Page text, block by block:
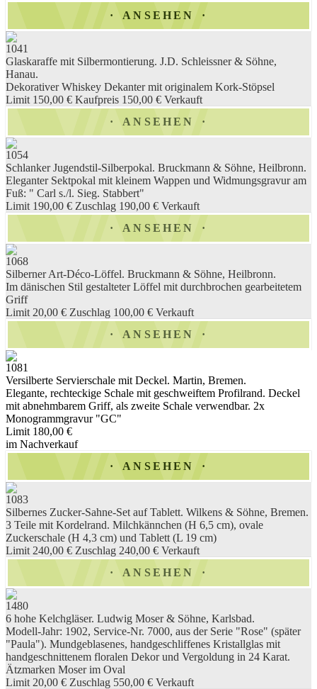
ANSEHEN
1041
Glaskaraffe mit Silbermontierung. J.D. Schleissner & Söhne,
Hanau.
Dekorativer Whiskey Dekanter mit originalem Kork-Stöpsel
Limit 150,00 € Kaufpreis 150,00 € Verkauft
ANSEHEN
1054
Schlanker Jugendstil-Silberpokal. Bruckmann & Söhne, Heilbronn.
Eleganter Sektpokal mit kleinem Wappen und Widmungsgravur am
Fuß: " Carl s./l. Sieg. Stabbert"
Limit 190,00 € Zuschlag 190,00 € Verkauft
ANSEHEN
1068
Silberner Art-Déco-Löffel. Bruckmann & Söhne, Heilbronn.
Im dänischen Stil gestalteter Löffel mit durchbrochen gearbeitetem
Griff
Limit 20,00 € Zuschlag 100,00 € Verkauft
ANSEHEN
1081
Versilberte Servierschale mit Deckel. Martin, Bremen.
Elegante, rechteckige Schale mit geschweiftem Profilrand. Deckel
mit abnehmbarem Griff, als zweite Schale verwendbar. 2x
Monogrammgravur "GC"
Limit 180,00 €
im Nachverkauf
ANSEHEN
1083
Silbernes Zucker-Sahne-Set auf Tablett. Wilkens & Söhne, Bremen.
3 Teile mit Kordelrand. Milchkännchen (H 6,5 cm), ovale
Zuckerschale (H 4,3 cm) und Tablett (L 19 cm)
Limit 240,00 € Zuschlag 240,00 € Verkauft
ANSEHEN
1480
6 hohe Kelchgläser. Ludwig Moser & Söhne, Karlsbad.
Modell-Jahr: 1902, Service-Nr. 7000, aus der Serie "Rose" (später
"Paula"). Mundgeblasenes, handgeschliffenes Kristallglas mit
handgeschnittenem floralen Dekor und Vergoldung in 24 Karat.
Ätzmarken Moser im Oval
Limit 20,00 € Zuschlag 550,00 € Verkauft